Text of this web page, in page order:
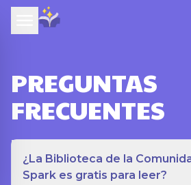
PREGUNTAS
FRECUENTES
¿La Biblioteca de la
Spark es gratis para leer?